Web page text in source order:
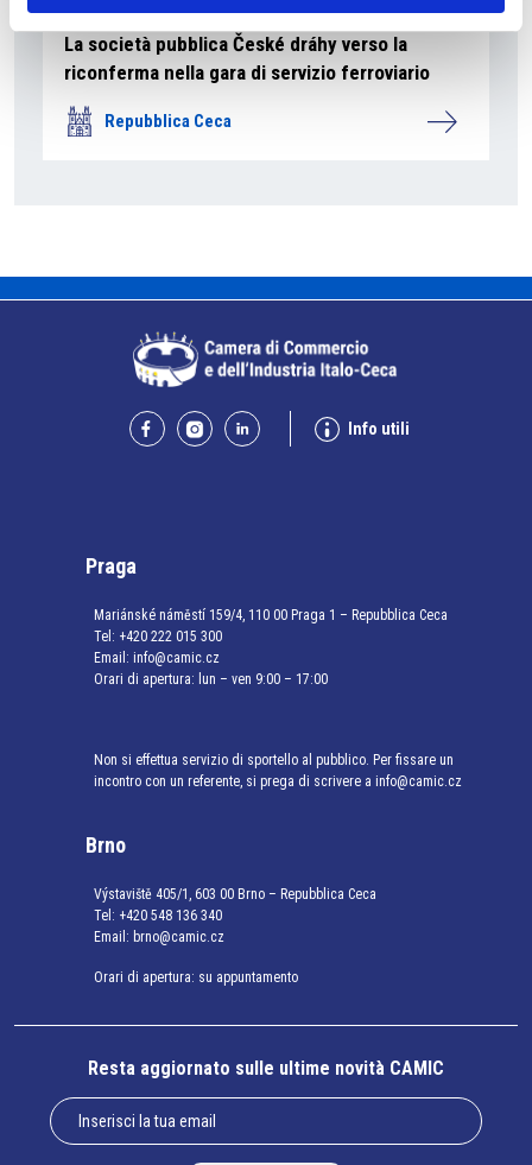
La società pubblica České dráhy verso la
riconferma nella gara di servizio ferroviario
Repubblica Ceca
Info utili
Praga
Mariánské náměstí 159/4, 110 00 Praga 1 – Repubblica Ceca
Tel: +420 222 015 300
Email: info@camic.cz
Orari di apertura: lun – ven 9:00 – 17:00
Non si effettua servizio di sportello al pubblico. Per fissare un
incontro con un referente, si prega di scrivere a info@camic.cz
Brno
Výstaviště 405/1, 603 00 Brno – Repubblica Ceca
Tel: +420 548 136 340
Email: brno@camic.cz
Orari di apertura: su appuntamento
Resta aggiornato sulle ultime novità CAMIC